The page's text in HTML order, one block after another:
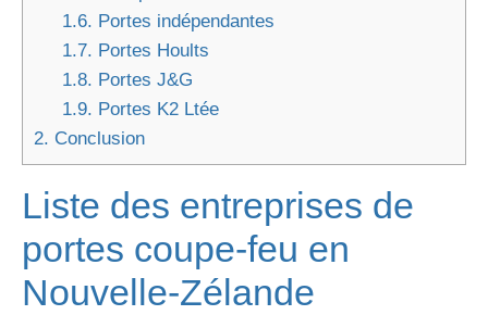
1.6. Portes indépendantes
1.7. Portes Hoults
1.8. Portes J&G
1.9. Portes K2 Ltée
2. Conclusion
Liste des entreprises de
portes coupe-feu en
Nouvelle-Zélande